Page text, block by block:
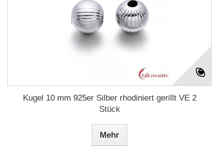
Kugel 10 mm 925er Silber rhodiniert gerillt VE 2
Stück
Mehr